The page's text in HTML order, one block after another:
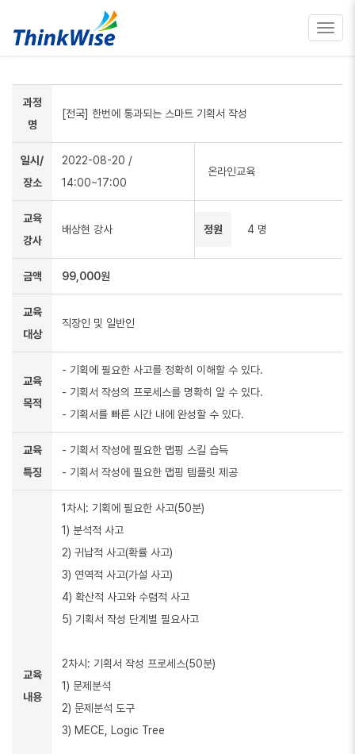
과정
명
[전국] 한번에 통과되는 스마트 기획서 작성
일시/
장소
2022-08-20 /
14:00~17:00
온라인교육
교육
강사
배상현 강사 정원 4 명
금액 99,000원
교육
대상
직장인 및 일반인
교육
목적
- 기획에 필요한 사고를 정확히 이해할 수 있다.
- 기획서 작성의 프로세스를 명확히 알 수 있다.
- 기획서를 빠른 시간 내에 완성할 수 있다.
교육
특징
- 기획서 작성에 필요한 맵핑 스킬 습득
- 기획서 작성에 필요한 맵핑 템플릿 제공
교육
내용
1차시: 기획에 필요한 사고(50분)
1) 분석적 사고
2) 귀납적 사고(확률 사고)
3) 연역적 사고(가설 사고)
4) 확산적 사고와 수렴적 사고
5) 기획서 작성 단계별 필요사고
2차시: 기획서 작성 프로세스(50분)
1) 문제분석
2) 문제분석 도구
3) MECE, Logic Tree